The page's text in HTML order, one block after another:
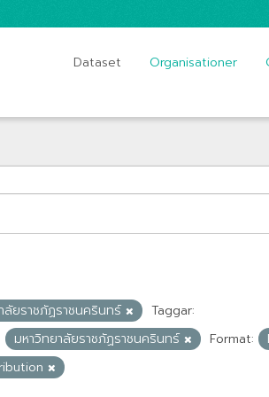
Dataset Organisationer
ลัยราชภัฏราชนครินทร์
Taggar:
มหาวิทยาลัยราชภัฏราชนครินทร์ Format: